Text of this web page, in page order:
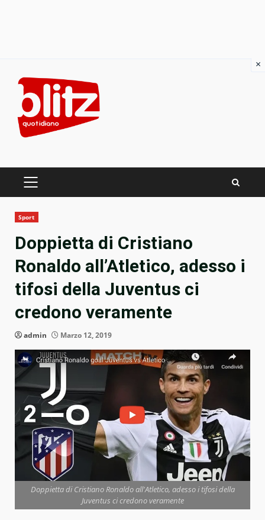
content
PRIMARY
Sport
Doppietta di Cristiano
Ronaldo all’Atletico, adesso i
tifosi della Juventus ci
credono veramente
admin Marzo 12, 2019
Doppietta di Cristiano Ronaldo all'Atletico, adesso i tifosi della
Juventus ci credono veramente
×